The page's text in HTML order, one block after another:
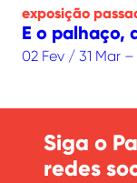
exposição
E o palhaço,
02 Fev / 31 Mar
Siga o
redes